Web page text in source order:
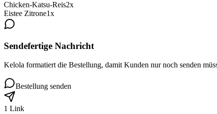
Chicken-Katsu-Reis2x
Eistee Zitrone1x
Sendefertige Nachricht
Kelola formatiert die Bestellung, damit Kunden nur noch senden
Bestellung senden
1 Link